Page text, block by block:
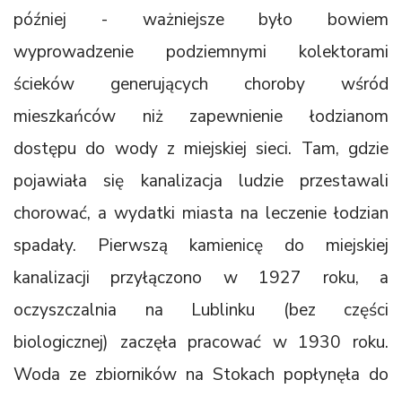
później - ważniejsze było bowiem
wyprowadzenie podziemnymi kolektorami
ścieków generujących choroby wśród
mieszkańców niż zapewnienie łodzianom
dostępu do wody z miejskiej sieci. Tam, gdzie
pojawiała się kanalizacja ludzie przestawali
chorować, a wydatki miasta na leczenie łodzian
spadały. Pierwszą kamienicę do miejskiej
kanalizacji przyłączono w 1927 roku, a
oczyszczalnia na Lublinku (bez części
biologicznej) zaczęła pracować w 1930 roku.
Woda ze zbiorników na Stokach popłynęła do